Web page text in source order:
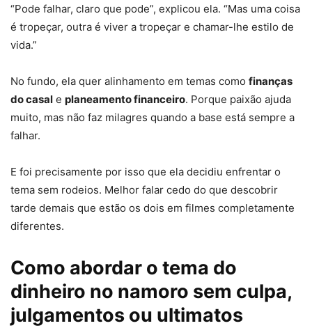
“Pode falhar, claro que pode”, explicou ela. “Mas uma coisa
é tropeçar, outra é viver a tropeçar e chamar-lhe estilo de
vida.”
No fundo, ela quer alinhamento em temas como finanças
do casal e planeamento financeiro. Porque paixão ajuda
muito, mas não faz milagres quando a base está sempre a
falhar.
E foi precisamente por isso que ela decidiu enfrentar o
tema sem rodeios. Melhor falar cedo do que descobrir
tarde demais que estão os dois em filmes completamente
diferentes.
Como abordar o tema do
dinheiro no namoro sem culpa,
julgamentos ou ultimatos